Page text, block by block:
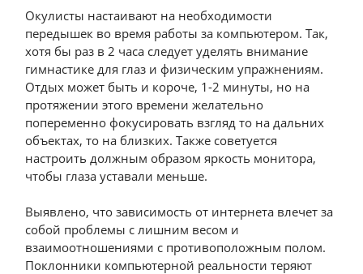
Окулисты настаивают на необходимости
передышек во время работы за компьютером. Так,
хотя бы раз в 2 часа следует уделять внимание
гимнастике для глаз и физическим упражнениям.
Отдых может быть и короче, 1-2 минуты, но на
протяжении этого времени желательно
попеременно фокусировать взгляд то на дальних
объектах, то на близких. Также советуется
настроить должным образом яркость монитора,
чтобы глаза уставали меньше.
Выявлено, что зависимость от интернета влечет за
собой проблемы с лишним весом и
взаимоотношениями с противоположным полом.
Поклонники компьютерной реальности теряют